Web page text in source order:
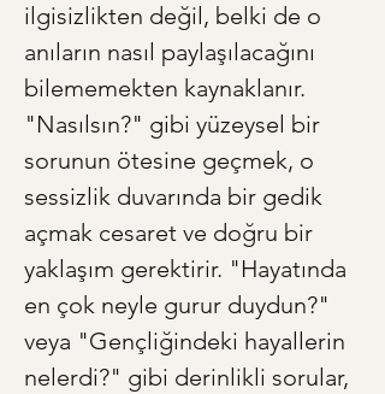
ilgisizlikten değil, belki de o
anıların nasıl paylaşılacağını
bilememekten kaynaklanır.
"Nasılsın?" gibi yüzeysel bir
sorunun ötesine geçmek, o
sessizlik duvarında bir gedik
açmak cesaret ve doğru bir
yaklaşım gerektirir. "Hayatında
en çok neyle gurur duydun?"
veya "Gençliğindeki hayallerin
nelerdi?" gibi derinlikli sorular,